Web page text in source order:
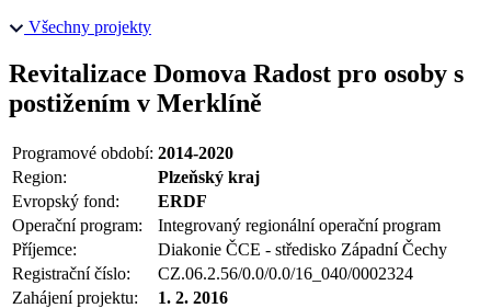
Všechny projekty
Revitalizace Domova Radost pro osoby s
postižením v Merklíně
Programové období: 2014-2020
Region:
Plzeňský kraj
Evropský fond:
ERDF
Operační program:
Integrovaný regionální operační program
Příjemce:
Diakonie ČCE - středisko Západní Čechy
Registrační číslo:
CZ.06.2.56/0.0/0.0/16_040/0002324
Zahájení projektu:
1. 2. 2016